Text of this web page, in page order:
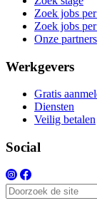
Zoek jobs
Zoek jobs
Onze partners
Werkgevers
Gratis
Diensten
Veilig betalen
Social